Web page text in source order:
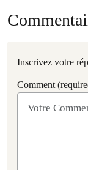
Inscrivez votre
Comment